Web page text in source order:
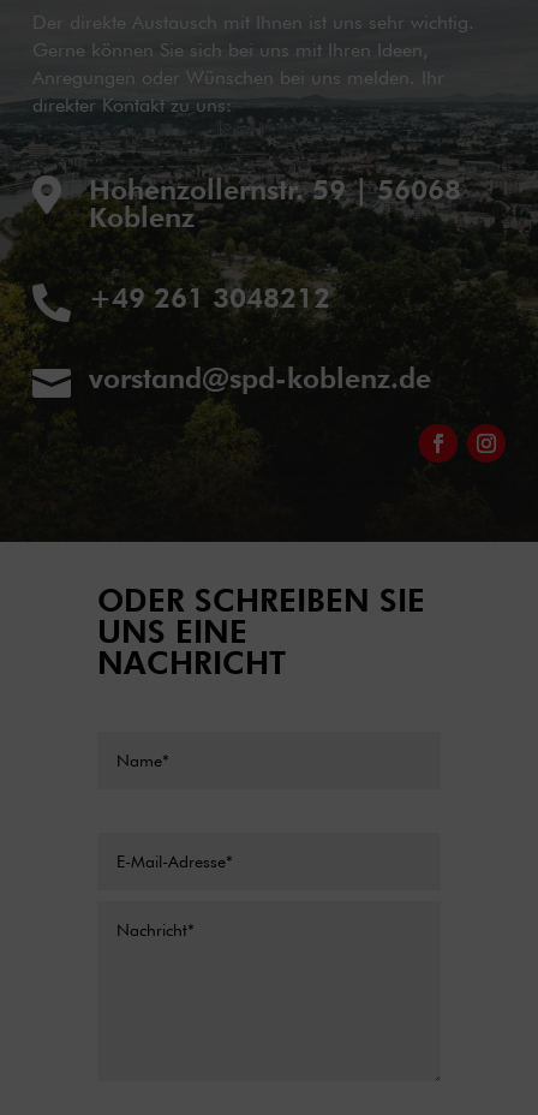
Der direkte Austausch mit Ihnen ist uns sehr wichtig.
Gerne können Sie sich bei uns mit Ihren Ideen,
Anregungen oder Wünschen bei uns melden. Ihr
direkter Kontakt zu uns:

Hohenzollernstr. 59 | 56068
Koblenz
 +49 261 3048212
 vorstand@spd-koblenz.de
ODER SCHREIBEN SIE
UNS EINE
NACHRICHT